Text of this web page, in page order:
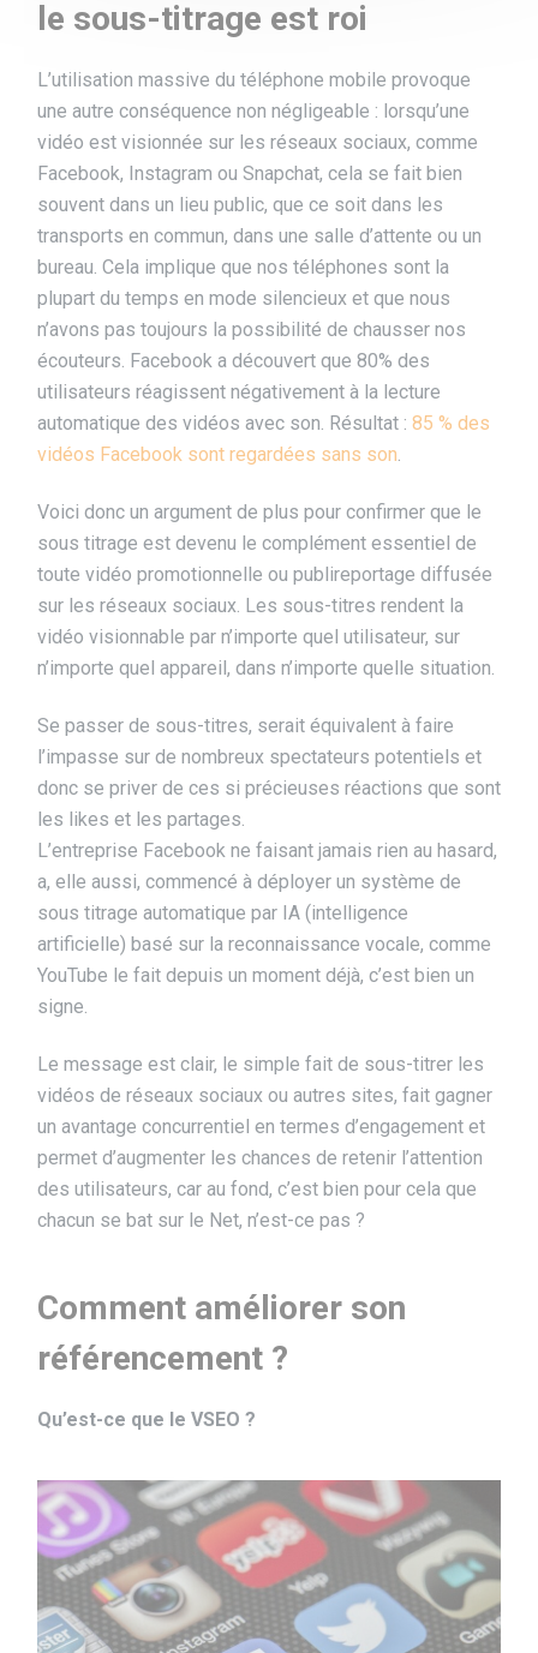
le sous-titrage est roi
L’utilisation massive du téléphone mobile provoque
une autre conséquence non négligeable : lorsqu’une
vidéo est visionnée sur les réseaux sociaux, comme
Facebook, Instagram ou Snapchat, cela se fait bien
souvent dans un lieu public, que ce soit dans les
transports en commun, dans une salle d’attente ou un
bureau. Cela implique que nos téléphones sont la
plupart du temps en mode silencieux et que nous
n’avons pas toujours la possibilité de chausser nos
écouteurs. Facebook a découvert que 80% des
utilisateurs réagissent négativement à la lecture
automatique des vidéos avec son. Résultat : 85 % des
vidéos Facebook sont regardées sans son
Voici donc un argument de plus pour confirmer que le
sous titrage est devenu le complément essentiel de
toute vidéo promotionnelle ou publireportage diffusée
sur les réseaux sociaux. Les sous-titres rendent la
vidéo visionnable par n’importe quel utilisateur, sur
n’importe quel appareil, dans n’importe quelle situation.
Se passer de sous-titres, serait équivalent à faire
l’impasse sur de nombreux spectateurs potentiels et
donc se priver de ces si précieuses réactions que sont
les likes et les partages.
L’entreprise Facebook ne faisant jamais rien au hasard,
a, elle aussi, commencé à déployer un système de
sous titrage automatique par IA (intelligence
artificielle) basé sur la reconnaissance vocale, comme
YouTube le fait depuis un moment déjà, c’est bien un
signe.
Le message est clair, le simple fait de sous-titrer les
vidéos de réseaux sociaux ou autres sites, fait gagner
un avantage concurrentiel en termes d’engagement et
permet d’augmenter les chances de retenir l’attention
des utilisateurs, car au fond, c’est bien pour cela que
chacun se bat sur le Net, n’est-ce pas ?
Comment améliorer son
référencement ?
Qu’est-ce que le VSEO ?